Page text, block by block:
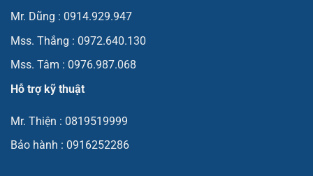
Mr. Dũng : 0914.929.947
Mss. Thắng : 0972.640.130
Mss. Tâm : 0976.987.068
Hỗ trợ kỹ thuật
Mr. Thiện : 0819519999
Bảo hành : 0916252286